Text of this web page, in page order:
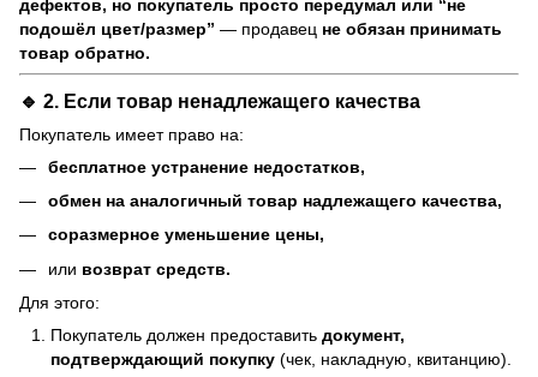
дефектов, но покупатель просто передумал или “не
подошёл цвет/размер” — продавец не обязан принимать
товар обратно.
🔹 2. Если товар ненадлежащего качества
Покупатель имеет право на:
бесплатное устранение недостатков,
обмен на аналогичный товар надлежащего качества,
соразмерное уменьшение цены,
или возврат средств.
Для этого:
Покупатель должен предоставить документ,
подтверждающий покупку (чек, накладную, квитанцию).